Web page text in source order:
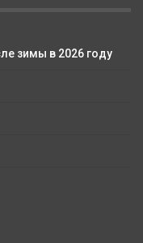
зимы в 2026 году